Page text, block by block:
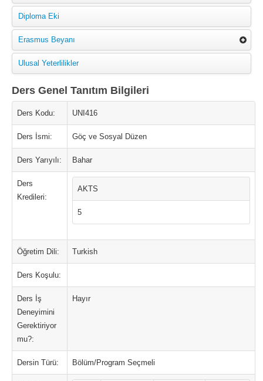
Diploma Eki
Erasmus Beyanı
Ulusal Yeterlilikler
Ders Genel Tanıtım Bilgileri
Ders Kodu: UNI416
Ders İsmi: Göç ve Sosyal Düzen
Ders Yarıyılı: Bahar
Ders
Kredileri:
AKTS
5
Öğretim Dili: Turkish
Ders Koşulu:
Ders İş
Deneyimini
Gerektiriyor
mu?:
Hayır
Dersin Türü: Bölüm/Program Seçmeli